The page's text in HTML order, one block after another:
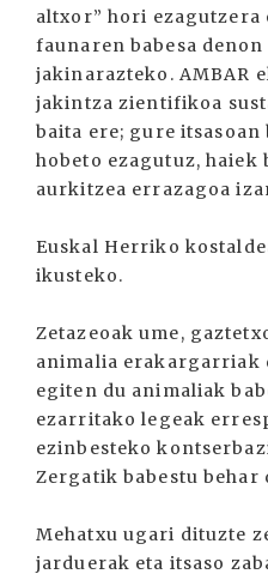
altxor” hori ezagutzera
faunaren babesa
jakinarazteko. AMBAR
jakintza zientifikoa
baita ere; gure
hobeto ezagutuz, haiek
aurkitzea errazagoa
Euskal Herriko
ikusteko.
Zetazeoak ume,
animalia erakargarriak
egiten du animaliak
ezarritako legeak
ezinbesteko
Zergatik babestu behar
Mehatxu ugari dituzte
jarduerak eta itsaso